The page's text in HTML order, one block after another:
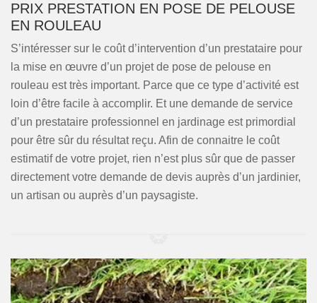
PRIX PRESTATION EN POSE DE PELOUSE
EN ROULEAU
S’intéresser sur le coût d’intervention d’un prestataire pour
la mise en œuvre d’un projet de pose de pelouse en
rouleau est très important. Parce que ce type d’activité est
loin d’être facile à accomplir. Et une demande de service
d’un prestataire professionnel en jardinage est primordial
pour être sûr du résultat reçu. Afin de connaitre le coût
estimatif de votre projet, rien n’est plus sûr que de passer
directement votre demande de devis auprès d’un jardinier,
un artisan ou auprès d’un paysagiste.